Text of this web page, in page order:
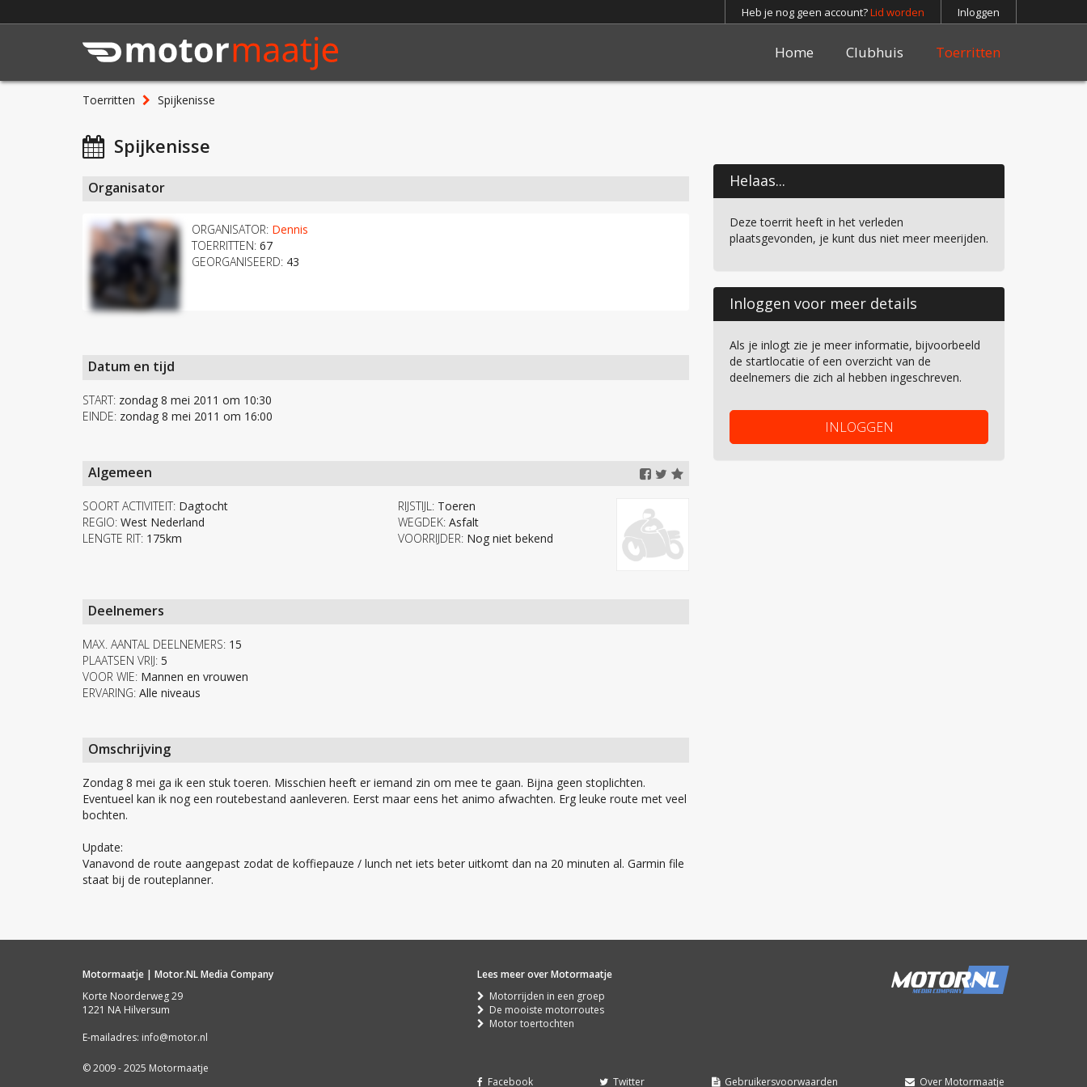
Heb je nog geen account?Lid worden Inloggen
Home Clubhuis Toerritten
Toerritten Spijkenisse
Spijkenisse
Helaas...
Deze toerrit heeft in het verleden
plaatsgevonden, je kunt dus niet meer meerijden.
Inloggen voor meer details
Als je inlogt zie je meer informatie, bijvoorbeeld
de startlocatie of een overzicht van de
deelnemers die zich al hebben ingeschreven.
INLOGGEN
Organisator
ORGANISATOR: Dennis
TOERRITTEN: 67
GEORGANISEERD: 43
Datum en tijd
START: zondag 8 mei 2011 om 10:30
EINDE: zondag 8 mei 2011 om 16:00
Algemeen
SOORT ACTIVITEIT: Dagtocht
REGIO: West Nederland
LENGTE RIT: 175km
RIJSTIJL: Toeren
WEGDEK: Asfalt
VOORRIJDER: Nog niet bekend
Deelnemers
MAX. AANTAL DEELNEMERS: 15
PLAATSEN VRIJ: 5
VOOR WIE: Mannen en vrouwen
ERVARING: Alle niveaus
Omschrijving
Zondag 8 mei ga ik een stuk toeren. Misschien heeft er iemand zin om mee te gaan. Bijna geen stoplichten.
Eventueel kan ik nog een routebestand aanleveren. Eerst maar eens het animo afwachten. Erg leuke route met veel
bochten.
Update:
Vanavond de route aangepast zodat de koffiepauze / lunch net iets beter uitkomt dan na 20 minuten al. Garmin file
staat bij de routeplanner.
Motormaatje | Motor.NL Media Company
Korte Noorderweg 29
1221 NA Hilversum
E-mailadres: info@motor.nl
©2009 - 2025 Motormaatje
Lees meer over Motormaatje
Motorrijden in een groep
De mooiste motorroutes
Motor toertochten
Facebook Twitter Gebruikersvoorwaarden Over Motormaatje